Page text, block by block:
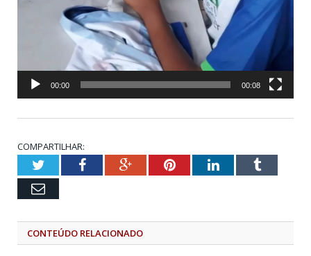
00:00 00:08
COMPARTILHAR:
TwitterFacebookGoogle+PinterestLinkedInTumblr
Email
CONTEÚDO RELACIONADO